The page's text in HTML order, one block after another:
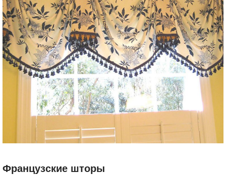
Французские шторы